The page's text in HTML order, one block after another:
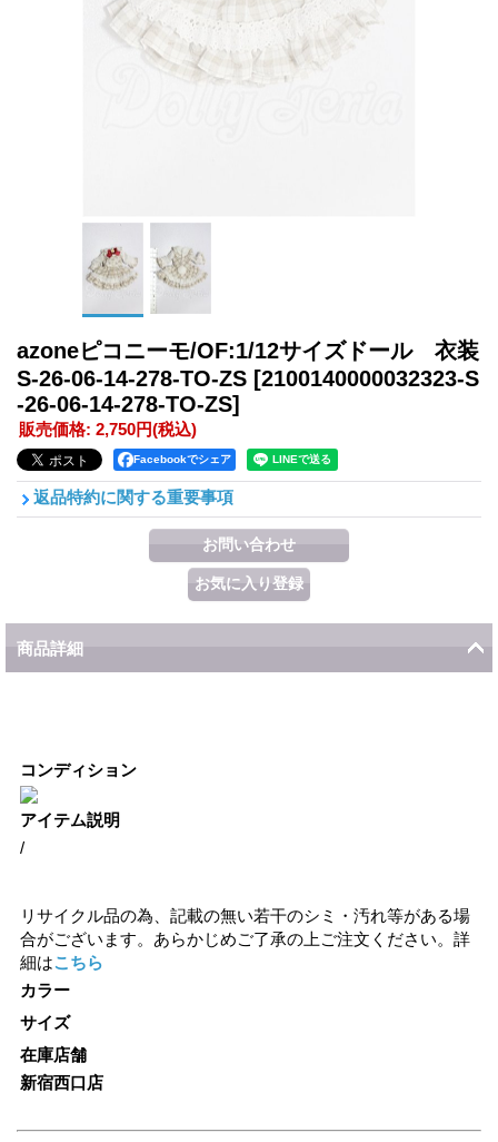
azoneピコニーモ/OF:1/12サイズドール 衣装
S-26-06-14-278-TO-ZS [2100140000032323-S
-26-06-14-278-TO-ZS]
販売価格: 2,750円(税込)
Facebookでシェア
返品特約に関する重要事項
商品詳細
コンディション
アイテム説明
/
リサイクル品の為、記載の無い若干のシミ・汚れ等がある場
合がございます。あらかじめご了承の上ご注文ください。詳
細はこちら
カラー
サイズ
在庫店舗
新宿西口店